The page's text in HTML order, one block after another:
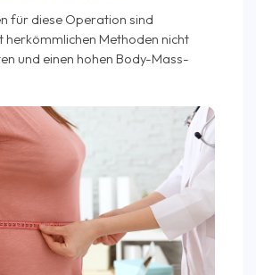
für diese Operation sind
herkömmlichen Methoden nicht
und einen hohen Body-Mass-